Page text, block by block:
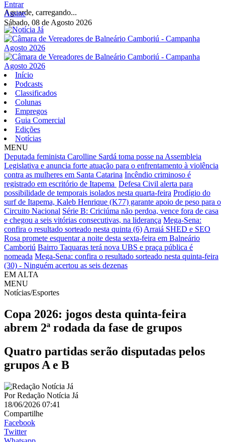
Aguarde, carregando...
Entrar
Assine
Sábado, 08 de Agosto 2026
Início
Podcasts
Classificados
Colunas
Empregos
Guia Comercial
Edições
Notícias
MENU
Deputada feminista Carolline Sardá toma posse na Assembleia
Legislativa e anuncia forte atuação para o enfrentamento à violência
contra as mulheres em Santa Catarina Incêndio criminoso é
registrado em escritório de Itapema Defesa Civil alerta para
possibilidade de temporais isolados nesta quarta-feira Prodígio do
surf de Itapema, Kaleb Henrique (K77) garante apoio de peso para o
Circuito Nacional Série B: Criciúma não perdoa, vence fora de casa
e chegou a seis vitórias consecutivas, na liderança Mega-Sena:
confira o resultado sorteado nesta quinta (6) Arraiá SHED e SEO
Rosa promete esquentar a noite desta sexta-feira em Balneário
Camboriú Bairro Taquaras terá nova UBS e praça pública é
nomeada Mega-Sena: confira o resultado sorteado nesta quinta-feira
(30) - Ninguém acertou as seis dezenas
EM ALTA
MENU
Notícias/Esportes
Copa 2026: jogos desta quinta-feira
abrem 2ª rodada da fase de grupos
Quatro partidas serão disputadas pelos
grupos A e B
PorRedação Notícia Já
18/06/2026 07:41
Compartilhe
Facebook
Twitter